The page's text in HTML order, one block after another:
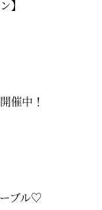
】
催中！
ブル♡